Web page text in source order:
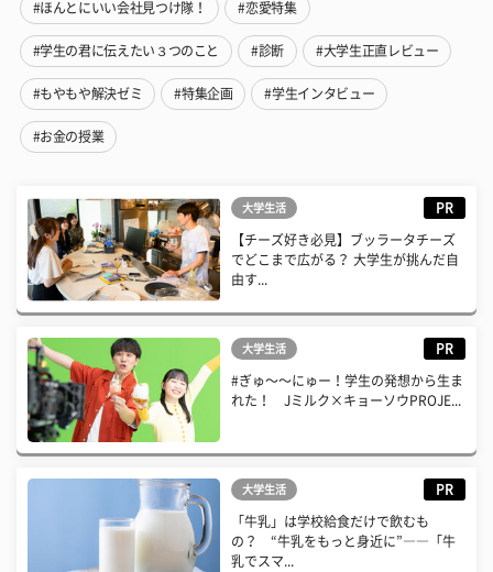
#ほんとにいい会社見つけ隊！ #恋愛特集
#学生の君に伝えたい３つのこと #診断 #大学生正直レビュー
#もやもや解決ゼミ #特集企画 #学生インタビュー
#お金の授業
大学生活 PR
【チーズ好き必見】ブッラータチーズ
でどこまで広がる？ 大学生が挑んだ自
由す...
大学生活 PR
#ぎゅ〜〜にゅー！学生の発想から生ま
れた！ Jミルク×キョーソウPROJE...
大学生活 PR
「牛乳」は学校給食だけで飲むも
の？ “牛乳をもっと身近に”――「牛
乳でスマ...